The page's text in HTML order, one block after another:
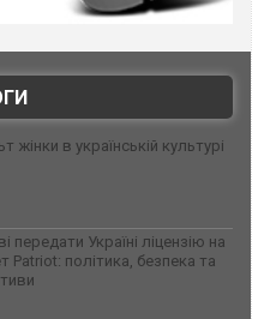
жінки в українській культурі
Україні ліцензію на
Patriot: політика, безпека та